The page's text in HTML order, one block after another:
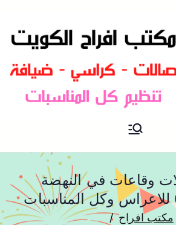
مكتب افراح و مناسبات و زواج و
وقاعات في النهضة
مكتب افراح